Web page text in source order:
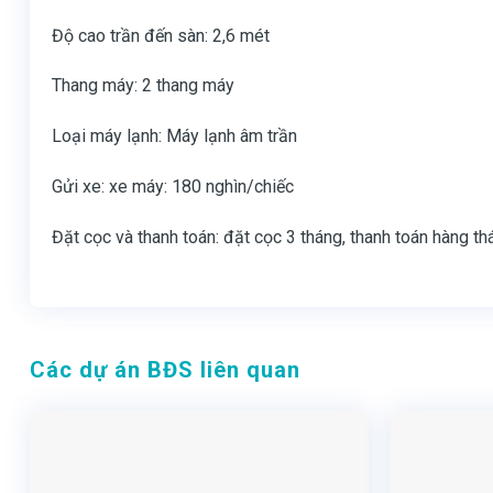
Độ cao trần đến sàn: 2,6 mét
Thang máy: 2 thang máy
Loại máy lạnh: Máy lạnh âm trần
Gửi xe: xe máy: 180 nghìn/chiếc
Đặt cọc và thanh toán: đặt cọc 3 tháng, thanh toán hàng
Các dự án BĐS liên quan